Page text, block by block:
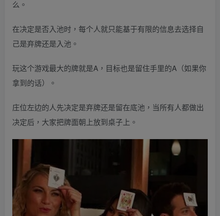
么。
在决定是否入池时，每个人就只能基于有限的信息去选择自
己是弃牌还是入池。
玩这个游戏最大的牌就是A，目标也是留住手里的A（如果你
拿到的话）。
庄位左边的人先决定是弃牌还是留在底池，当所有人都做出
决定后，大家把牌面朝上放到桌子上。